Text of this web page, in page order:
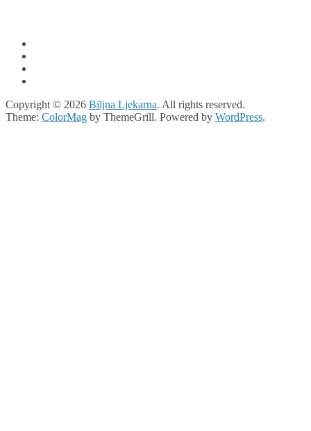
Copyright © 2026 Biljna Ljekarna. All rights reserved.
Theme: ColorMag by ThemeGrill. Powered by WordPress.